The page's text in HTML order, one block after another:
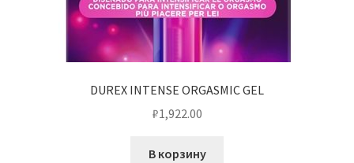
DUREX INTENSE ORGASMIC GEL
₽1,922.00
В корзину